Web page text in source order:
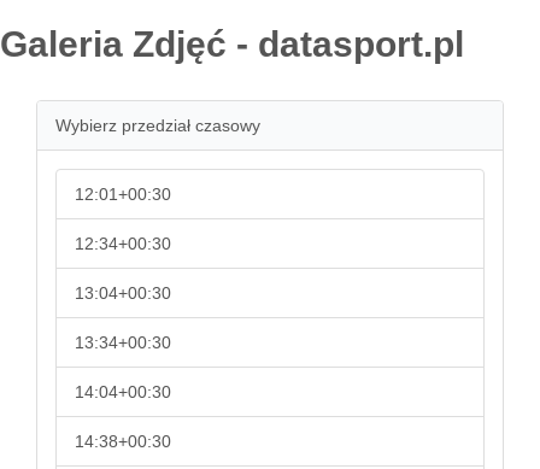
Galeria Zdjęć - datasport.pl
Wybierz przedział czasowy
12:01+00:30
12:34+00:30
13:04+00:30
13:34+00:30
14:04+00:30
14:38+00:30